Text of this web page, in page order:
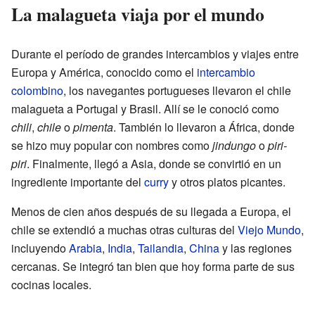
La malagueta viaja por el mundo
Durante el período de grandes intercambios y viajes entre
Europa y América, conocido como el intercambio
colombino, los navegantes portugueses llevaron el chile
malagueta a Portugal y Brasil. Allí se le conoció como
chili, chileopimenta. También lo llevaron a África, donde
se hizo muy popular con nombres comojindungoopiri-
piri. Finalmente, llegó a Asia, donde se convirtió en un
ingrediente importante del curryy otros platos picantes.
Menos de cien años después de su llegada a Europa, el
chile se extendió a muchas otras culturas del Viejo Mundo,
incluyendoArabia, India, Tailandia, Chinay las regiones
cercanas. Se integró tan bien que hoy forma parte de sus
cocinas locales.